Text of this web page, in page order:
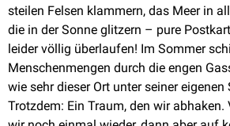
steilen Felsen klammern, das Meer in
die in der Sonne glitzern – pure
leider völlig überlaufen! Im Sommer
Menschenmengen durch die engen
wie sehr dieser Ort unter seiner
Trotzdem: Ein Traum, den wir